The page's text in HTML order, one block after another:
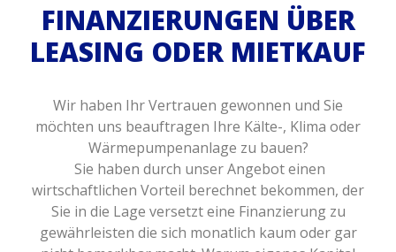
FINANZIERUNGEN ÜBER
LEASING ODER MIETKAUF
Wir haben Ihr Vertrauen gewonnen und Sie
möchten uns beauftragen Ihre Kälte-, Klima oder
Wärmepumpenanlage zu bauen?
Sie haben durch unser Angebot einen
wirtschaftlichen Vorteil berechnet bekommen, der
Sie in die Lage versetzt eine Finanzierung zu
gewährleisten die sich monatlich kaum oder gar